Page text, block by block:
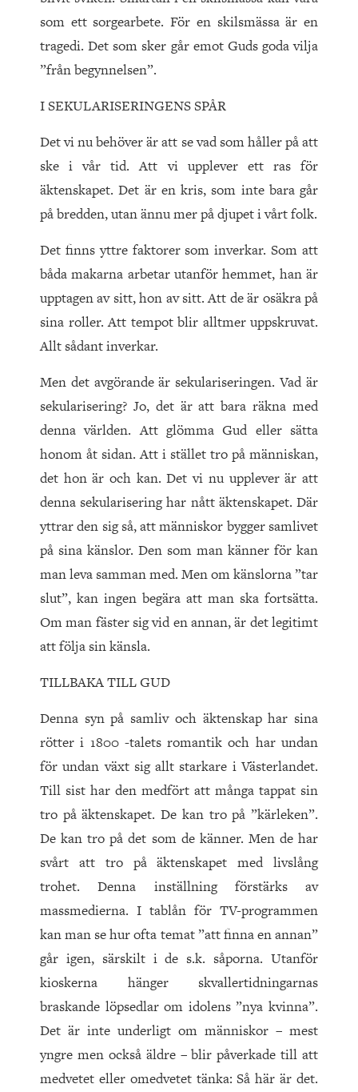
som ett sorgearbete. För en skilsmässa är en
tragedi. Det som sker går emot Guds goda vilja
”från begynnelsen”.
I SEKULARISERINGENS SPÅR
Det vi nu behöver är att se vad som håller på att
ske i vår tid. Att vi upplever ett ras för
äktenskapet. Det är en kris, som inte bara går
på bredden, utan ännu mer på djupet i vårt folk.
Det finns yttre faktorer som inverkar. Som att
båda makarna arbetar utanför hemmet, han är
upptagen av sitt, hon av sitt. Att de är osäkra på
sina roller. Att tempot blir alltmer uppskruvat.
Allt sådant inverkar.
Men det avgörande är sekulariseringen. Vad är
sekularisering? Jo, det är att bara räkna med
denna världen. Att glömma Gud eller sätta
honom åt sidan. Att i stället tro på människan,
det hon är och kan. Det vi nu upplever är att
denna sekularisering har nått äktenskapet. Där
yttrar den sig så, att människor bygger samlivet
på sina känslor. Den som man känner för kan
man leva samman med. Men om känslorna ”tar
slut”, kan ingen begära att man ska fortsätta.
Om man fäster sig vid en annan, är det legitimt
att följa sin känsla.
TILLBAKA TILL GUD
Denna syn på samliv och äktenskap har sina
rötter i 1800 -talets romantik och har undan
för undan växt sig allt starkare i Västerlandet.
Till sist har den medfört att många tappat sin
tro på äktenskapet. De kan tro på ”kärleken”.
De kan tro på det som de känner. Men de har
svårt att tro på äktenskapet med livslång
trohet. Denna inställning förstärks av
massmedierna. I tablån för TV-programmen
kan man se hur ofta temat ”att finna en annan”
går igen, särskilt i de s.k. såporna. Utanför
kioskerna hänger skvallertidningarnas
braskande löpsedlar om idolens ”nya kvinna”.
Det är inte underligt om människor – mest
yngre men också äldre – blir påverkade till att
medvetet eller omedvetet tänka: Så här är det.